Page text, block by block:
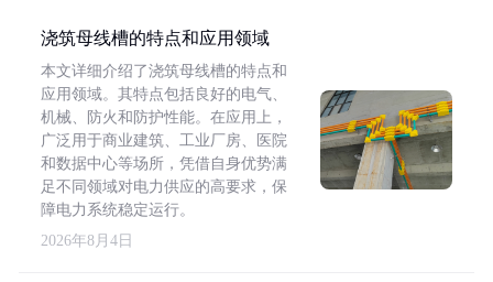
浇筑母线槽的特点和应用领域
本文详细介绍了浇筑母线槽的特点和
应用领域。其特点包括良好的电气、
机械、防火和防护性能。在应用上，
广泛用于商业建筑、工业厂房、医院
和数据中心等场所，凭借自身优势满
足不同领域对电力供应的高要求，保
障电力系统稳定运行。
2026年8月4日